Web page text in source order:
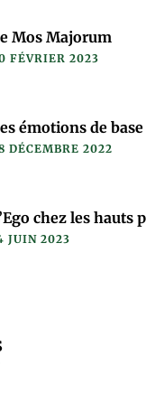
Mos Majorum
FÉVRIER 2023
émotions de base
DÉCEMBRE 2022
chez les hauts
JUIN 2023